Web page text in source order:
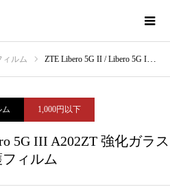
ィルム ZTE Libero 5G II / Libero 5G III A202ZT 強化ガラス保護フィルム
ム 1,000円以下
5G III A202ZT 強化ガラス
ィルム